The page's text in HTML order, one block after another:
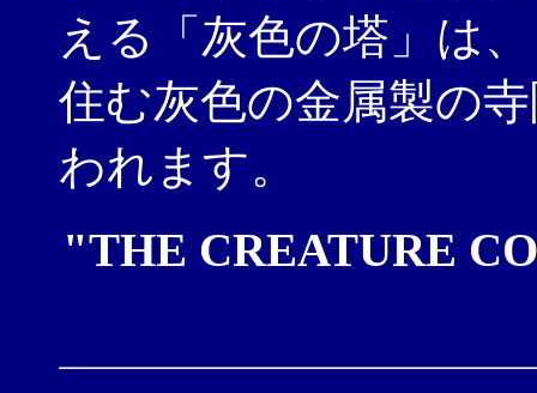
える「灰色の塔」は
住む灰色の金属製の
われます。
"THE CREATURE